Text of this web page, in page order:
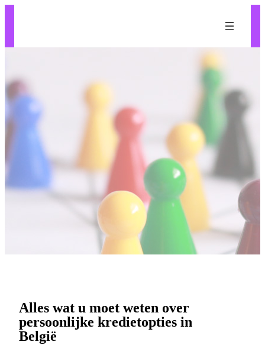
Alles wat u moet weten over
persoonlijke kredietopties in
België